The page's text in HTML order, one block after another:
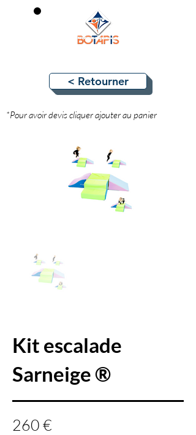
< Retourner
*Pour avoir devis cliquer ajouter au panier
Kit escalade
Sarneige ®
260 €